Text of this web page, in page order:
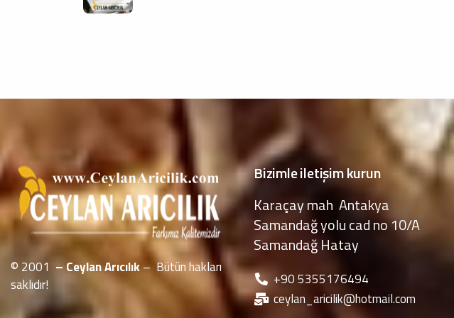
© 2001 – Ceylan Arıcılık– Bütün hakları
saklıdır!
Bizimle iletişim kurun
Karaçay mah Antakya
Samandağ yolu cad no 10/A
Samandağ Hatay
‪+90 5355176494
ceylan_aricilik@hotmail.com